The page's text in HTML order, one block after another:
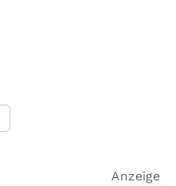
Anzeige